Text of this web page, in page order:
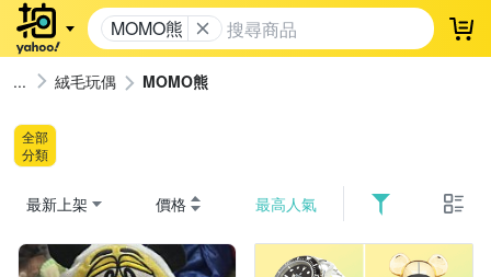
MOMO熊 登
絨毛玩偶 MOMO熊
全部
分類
最新上架 價格 最高人氣